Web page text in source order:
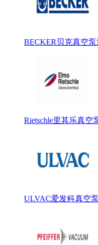
BECKER贝克真空泵
Rietschle里其乐真空
ULVAC爱发科真空